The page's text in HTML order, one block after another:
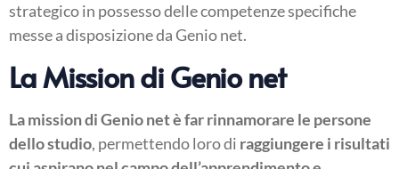
strategico in possesso delle competenze specifiche
messe a disposizione da Genio net.
La Mission di Genio net
La missiondi Genio net è far rinnamorare le persone
dello studio, permettendo loro di raggiungere i risultati